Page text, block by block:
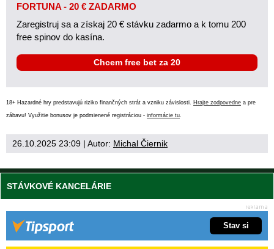
FORTUNA - 20 € ZADARMO
Zaregistruj sa a získaj 20 € stávku zadarmo a k tomu 200
free spinov do kasína.
Chcem free bet za 20
18+ Hazardné hry predstavujú riziko finančných strát a vzniku závislosti. Hrajte zodpovedne a pre
zábavu! Využitie bonusov je podmienené registráciou - informácie tu.
26.10.2025 23:09 | Autor: Michal Čiernik
STÁVKOVÉ KANCELÁRIE
Stav si